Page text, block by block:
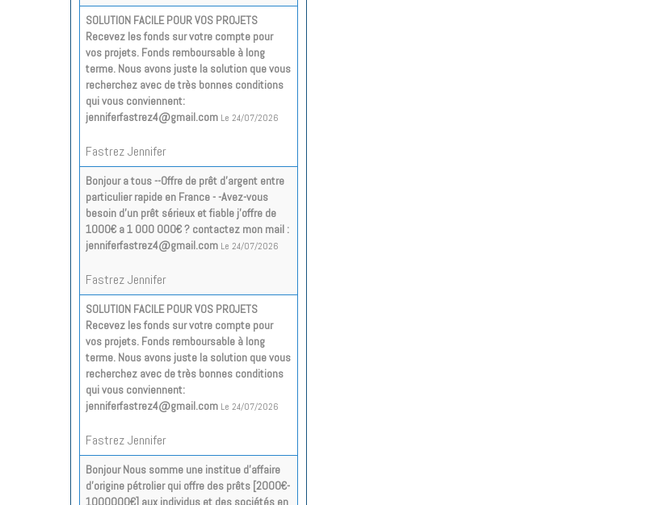
SOLUTION FACILE POUR VOS PROJETS
Recevez les fonds sur votre compte pour
vos projets. Fonds remboursable à long
terme. Nous avons juste la solution que vous
recherchez avec de très bonnes conditions
qui vous conviennent:
jenniferfastrez4@gmail.com Le 24/07/2026
Fastrez Jennifer
Bonjour a tous --Offre de prêt d'argent entre
particulier rapide en France - -Avez-vous
besoin d'un prêt sérieux et fiable j'offre de
1000€ a 1 000 000€ ? contactez mon mail :
jenniferfastrez4@gmail.com Le 24/07/2026
Fastrez Jennifer
SOLUTION FACILE POUR VOS PROJETS
Recevez les fonds sur votre compte pour
vos projets. Fonds remboursable à long
terme. Nous avons juste la solution que vous
recherchez avec de très bonnes conditions
qui vous conviennent:
jenniferfastrez4@gmail.com Le 24/07/2026
Fastrez Jennifer
Bonjour Nous somme une institue d’affaire
d’origine pétrolier qui offre des prêts [2000€-
1000000€] aux individus et des sociétés en